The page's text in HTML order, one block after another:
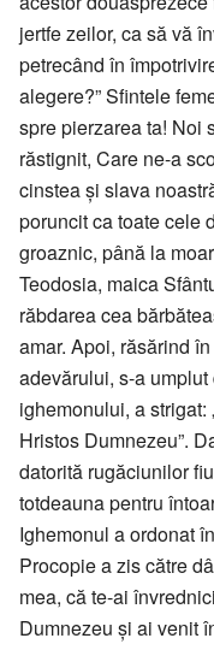
jertfe zeilor, ca să vă
petrecând în
alegere?” Sfintele
spre pierzarea ta! Noi
răstignit, Care ne-a
cinstea și slava
poruncit ca toate cele
groaznic, până la
Teodosia, maica
răbdarea cea
amar. Apoi, răsărind
adevărului, s-a
ighemonului, a
Hristos Dumnezeu”.
datorită rugăciunilor
totdeauna pentru
Ighemonul a ordonat
Procopie a zis către
mea, că te-ai
Dumnezeu și ai venit